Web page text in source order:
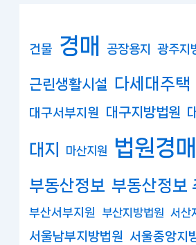
건물 경매 공장용지 광주지
근린생활시설 다세대주택
대구서부지원 대구지방법원
대지 마산지원 법원경매
부동산정보 부동산정보
부산서부지원 부산지방법원 서산
서울남부지방법원 서울중앙지